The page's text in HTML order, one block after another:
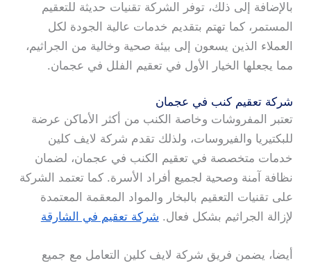
بالإضافة إلى ذلك، توفر الشركة تقنيات حديثة للتعقيم
المستمر، كما تهتم بتقديم خدمات عالية الجودة لكل
العملاء الذين يسعون إلى بيئة صحية وخالية من الجراثيم،
مما يجعلها الخيار الأول في تعقيم الفلل في عجمان.
شركة تعقيم كنب في عجمان
تعتبر المفروشات وخاصة الكنب من أكثر الأماكن عرضة
للبكتيريا والفيروسات، ولذلك تقدم شركة لايف كلين
خدمات متخصصة في تعقيم الكنب في عجمان، لضمان
نظافة آمنة وصحية لجميع أفراد الأسرة. كما تعتمد الشركة
على تقنيات التعقيم بالبخار والمواد المعقمة المعتمدة
لإزالة الجراثيم بشكل فعال. شركة تعقيم في الشارقة
أيضا، يضمن فريق شركة لايف كلين التعامل مع جميع